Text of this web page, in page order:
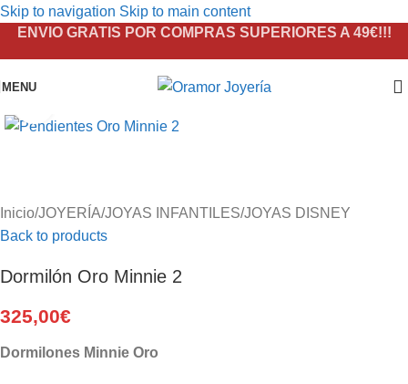
Skip to navigation Skip to main content
ENVIO GRATIS POR COMPRAS SUPERIORES A 49€!!!
MENU
Inicio/JOYERÍA/JOYAS INFANTILES/JOYAS DISNEY
Back to products
Dormilón Oro Minnie 2
325,00€
Dormilones Minnie Oro